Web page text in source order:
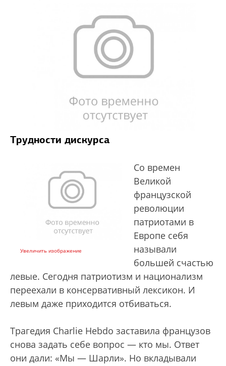
Трудности дискурса
Увеличить изображение
Со времен
Великой
французской
революции
патриотами в
Европе себя
называли
большей счастью
левые. Сегодня патриотизм и национализм
переехали в консервативный лексикон. И
левым даже приходится отбиваться.
Трагедия Charlie Hebdo заставила французов
снова задать себе вопрос — кто мы. Ответ
они дали: «Мы — Шарли». Но вкладывали